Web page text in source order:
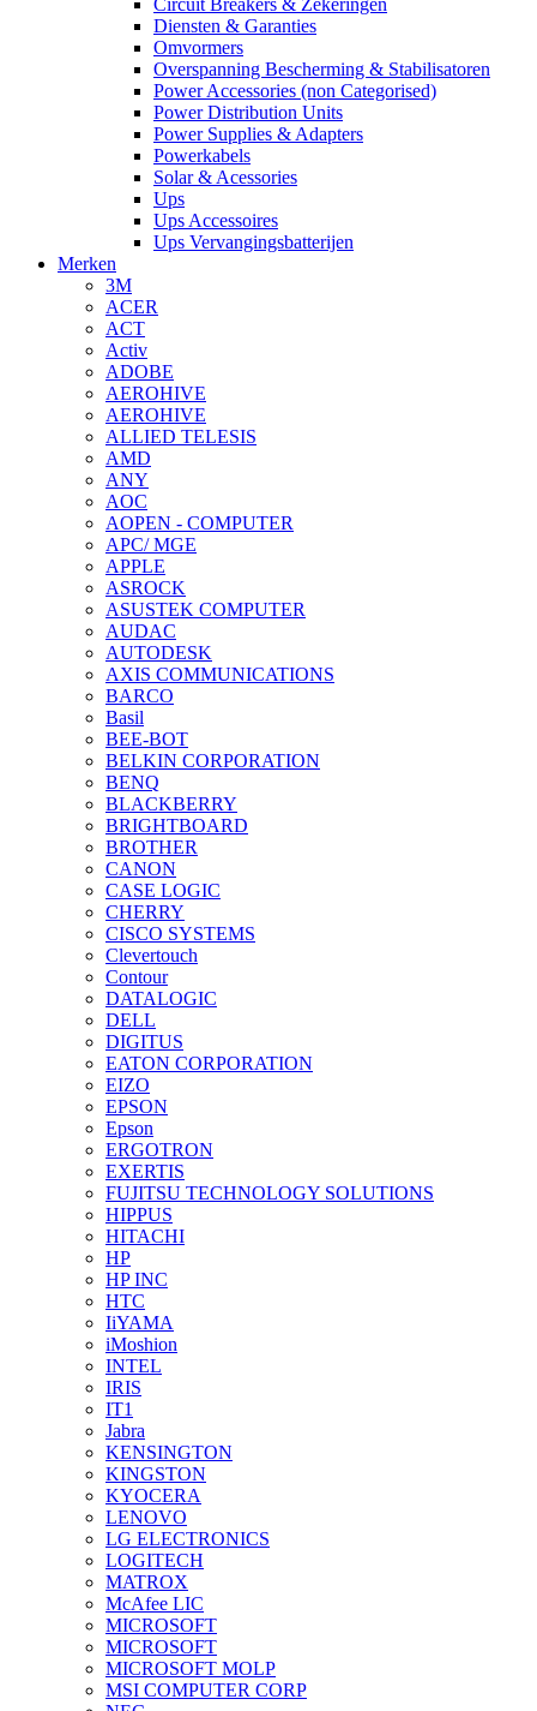
Diensten & Garanties
Omvormers
Overspanning Bescherming & Stabilisatoren
Power Accessories (non Categorised)
Power Distribution Units
Power Supplies & Adapters
Powerkabels
Solar & Acessories
Ups
Ups Accessoires
Ups Vervangingsbatterijen
Merken
3M
ACER
ACT
Activ
ADOBE
AEROHIVE
AEROHIVE
ALLIED TELESIS
AMD
ANY
AOC
AOPEN - COMPUTER
APC/ MGE
APPLE
ASROCK
ASUSTEK COMPUTER
AUDAC
AUTODESK
AXIS COMMUNICATIONS
BARCO
Basil
BEE-BOT
BELKIN CORPORATION
BENQ
BLACKBERRY
BRIGHTBOARD
BROTHER
CANON
CASE LOGIC
CHERRY
CISCO SYSTEMS
Clevertouch
Contour
DATALOGIC
DELL
DIGITUS
EATON CORPORATION
EIZO
EPSON
Epson
ERGOTRON
EXERTIS
FUJITSU TECHNOLOGY SOLUTIONS
HIPPUS
HITACHI
HP
HP INC
HTC
IiYAMA
iMoshion
INTEL
IRIS
IT1
Jabra
KENSINGTON
KINGSTON
KYOCERA
LENOVO
LG ELECTRONICS
LOGITECH
MATROX
McAfee LIC
MICROSOFT
MICROSOFT
MICROSOFT MOLP
MSI COMPUTER CORP